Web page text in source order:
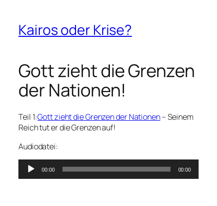
Kairos oder Krise?
Gott zieht die Grenzen
der Nationen!
Teil 1:Gott zieht die Grenzen der Nationen– Seinem
Reich tut er die Grenzen auf!
Audiodatei:
Audio-
Player
00:00 00:00